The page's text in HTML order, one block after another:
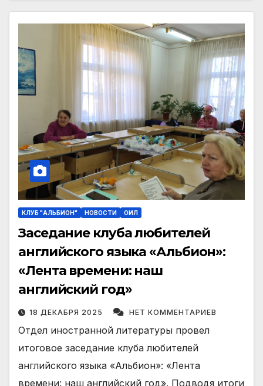
КЛУБ "АЛЬБИОН" НОВОСТИ ОИЛ
Заседание клуба любителей
английского языка «Альбион»:
«Лента времени: наш
английский год»
18 ДЕКАБРЯ 2025 НЕТ КОММЕНТАРИЕВ
Отдел иностранной литературы провел
итоговое заседание клуба любителей
английского языка «Альбион»: «Лента
времени: наш английский год». Подводя итоги